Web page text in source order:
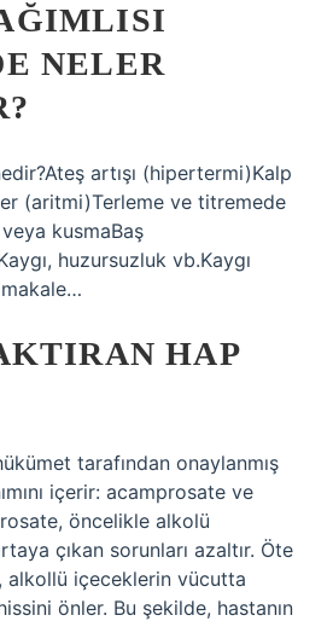
NELER
artışı (hipertermi)Kalp
(aritmi)Terleme ve titremede
veya kusmaBaş
huzursuzluk vb.Kaygı
makale…
HAP
tarafından onaylanmış
içerir: acamprosate ve
öncelikle alkolü
çıkan sorunları azaltır. Öte
alkollü içeceklerin vücutta
önler. Bu şekilde, hastanın